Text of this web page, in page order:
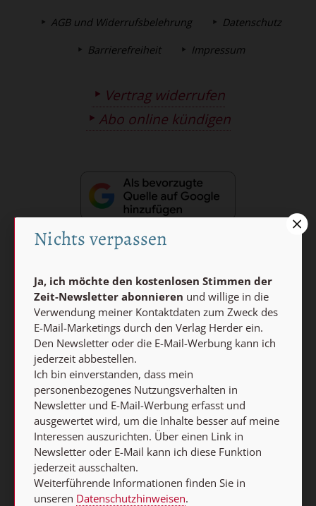
AGB und Widerrufsbelehrung Datenschutz
Barrierefreiheit Impressum
Vertrag widerrufen
Abo online kündigen
Nach oben
Nichts verpassen
Ja, ich möchte den kostenlosen Stimmen der
Zeit-Newsletter abonnieren und willige in die
Verwendung meiner Kontaktdaten zum Zweck des
E-Mail-Marketings durch den Verlag Herder ein.
Den Newsletter oder die E-Mail-Werbung kann ich
jederzeit abbestellen.
Ich bin einverstanden, dass mein
personenbezogenes Nutzungsverhalten in
Newsletter und E-Mail-Werbung erfasst und
ausgewertet wird, um die Inhalte besser auf meine
Interessen auszurichten. Über einen Link in
Newsletter oder E-Mail kann ich diese Funktion
jederzeit ausschalten.
Weiterführende Informationen finden Sie in
unseren Datenschutzhinweisen.